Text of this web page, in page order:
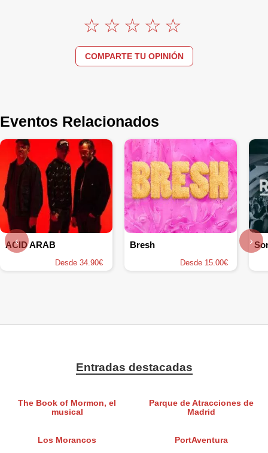
COMPARTE TU OPINIÓN
Eventos Relacionados
ACID ARAB
Desde 34.90€
Bresh
Desde 15.00€
‹ ›
Entradas destacadas
The Book of Mormon, el
musical
Parque de Atracciones de
Madrid
Los Morancos PortAventura